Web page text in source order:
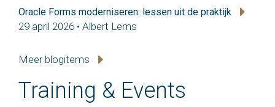
Oracle Forms moderniseren: lessen uit de praktijk
29 april 2026 • Albert Lems
Meer blogitems
Training & Events